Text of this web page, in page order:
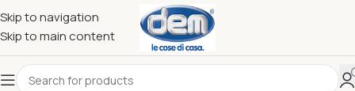
Skip to navigation
Skip to main content